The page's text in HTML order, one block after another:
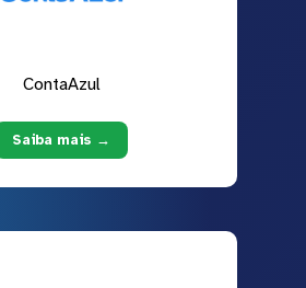
ContaAzul
Saiba mais →